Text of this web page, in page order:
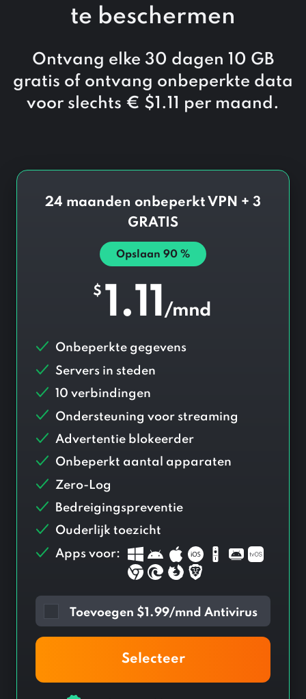
te beschermen
Ontvang elke 30 dagen 10 GB
gratis of ontvang onbeperkte data
voor slechts € $1.11 per maand.
24 maanden onbeperkt VPN + 3
GRATIS
Opslaan 90 %
$ 1.11/mnd
Onbeperkte gegevens
Servers in steden
10 verbindingen
Ondersteuning voor streaming
Advertentie blokeerder
Onbeperkt aantal apparaten
Zero-Log
Bedreigingspreventie
Ouderlijk toezicht
Apps voor:
Toevoegen $1.99/mnd Antivirus
Selecteer